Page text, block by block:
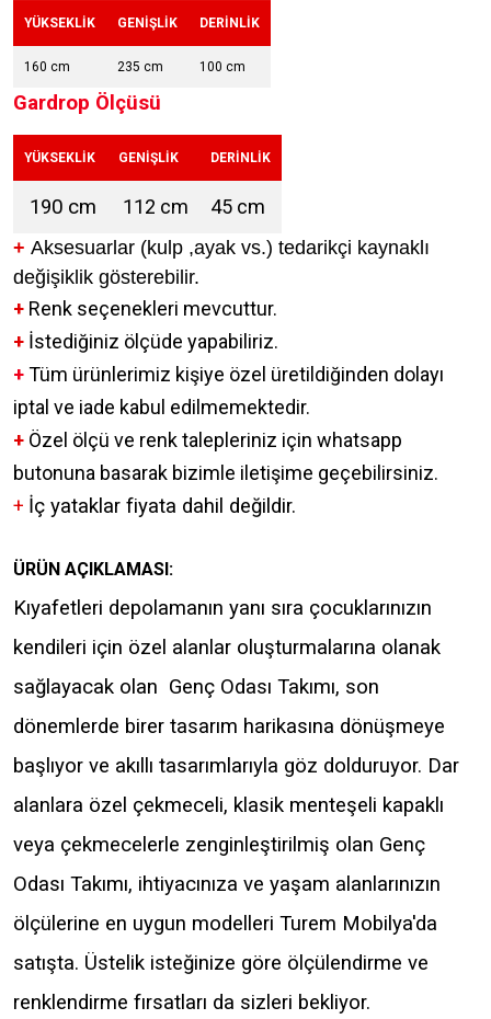
YÜKSEKLİK GENİŞLİK DERİNLİK
160 cm 235 cm 100 cm
Gardrop Ölçüsü
YÜKSEKLİK GENİŞLİK DERİNLİK
190 cm 112 cm 45 cm
+ Aksesuarlar (kulp ,ayak vs.) tedarikçi kaynaklı
değişiklik gösterebilir.
+ Renk seçenekleri mevcuttur.
+ İstediğiniz ölçüde yapabiliriz.
+Tüm ürünlerimiz kişiye özel üretildiğinden dolayı
iptal ve iade kabul edilmemektedir.
+ Özel ölçü ve renk talepleriniz için whatsapp
butonuna basarak bizimle iletişime geçebilirsiniz.
+ İç yataklar fiyata dahil değildir.
ÜRÜN AÇIKLAMASI:
Kıyafetleri depolamanın yanı sıra çocuklarınızın
kendileri için özel alanlar oluşturmalarına olanak
sağlayacak olan Genç Odası Takımı, son
dönemlerde birer tasarım harikasına dönüşmeye
başlıyor ve akıllı tasarımlarıyla göz dolduruyor. Dar
alanlara özel çekmeceli, klasik menteşeli kapaklı
veya çekmecelerle zenginleştirilmiş olan Genç
Odası Takımı, ihtiyacınıza ve yaşam alanlarınızın
ölçülerine en uygun modelleri Turem Mobilya'da
satışta. Üstelik isteğinize göre ölçülendirme ve
renklendirme fırsatları da sizleri bekliyor.